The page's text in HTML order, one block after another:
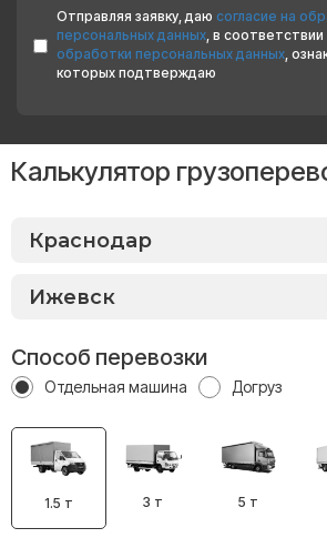
Отправляя заявку, даю согласие на
персональных данных, в соответствии
обработки персональных данных,
которых подтверждаю
Калькулятор
Способ перевозки
Отдельная машина Догруз
1.5 т 3 т 5 т